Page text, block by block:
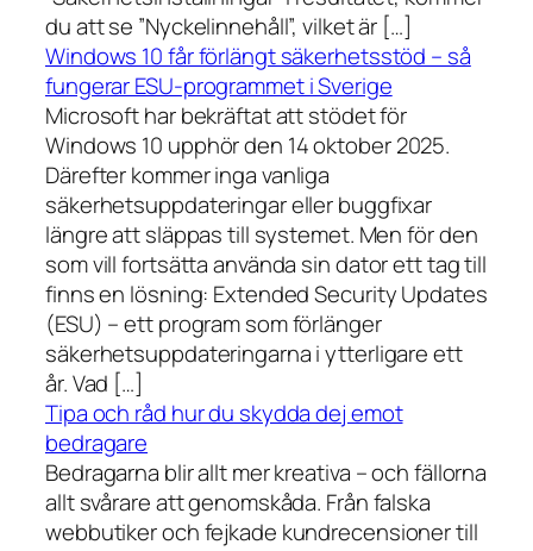
du att se ”Nyckelinnehåll”, vilket är […]
Windows 10 får förlängt säkerhetsstöd – så
fungerar ESU-programmet i Sverige
Microsoft har bekräftat att stödet för
Windows 10 upphör den 14 oktober 2025.
Därefter kommer inga vanliga
säkerhetsuppdateringar eller buggfixar
längre att släppas till systemet. Men för den
som vill fortsätta använda sin dator ett tag till
finns en lösning: Extended Security Updates
(ESU) – ett program som förlänger
säkerhetsuppdateringarna i ytterligare ett
år. Vad […]
Tipa och råd hur du skydda dej emot
bedragare
Bedragarna blir allt mer kreativa – och fällorna
allt svårare att genomskåda. Från falska
webbutiker och fejkade kundrecensioner till